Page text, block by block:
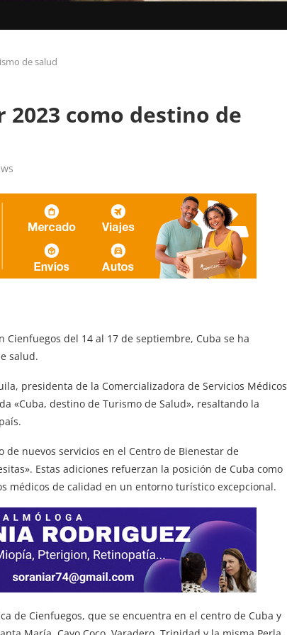
de salud
2023 como destino de
Cienfuegos del 14 al 17 de septiembre, Cuba se ha
salud.
presidenta de la Comercializadora de Servicios Médicos
«Cuba, destino de Turismo de Salud», resaltando la
nuevos servicios en el Centro de Bienestar de
Estas adiciones refuerzan la posición de Cuba como
de calidad en un entorno turístico excepcional.
de Cienfuegos, que se encuentra en el centro de Cuba y